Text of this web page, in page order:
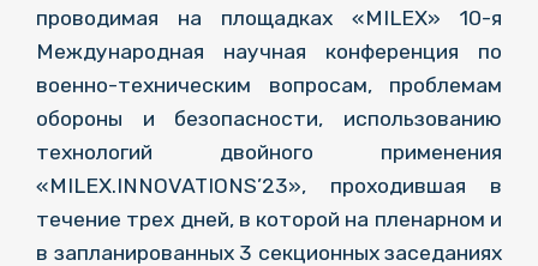
проводимая на площадках «MILEX» 10-я
Международная научная конференция по
военно-техническим вопросам, проблемам
обороны и безопасности, использованию
технологий двойного применения
«MILEX.INNOVATIONS’23», проходившая в
течение трех дней, в которой на пленарном и
в запланированных 3 секционных заседаниях